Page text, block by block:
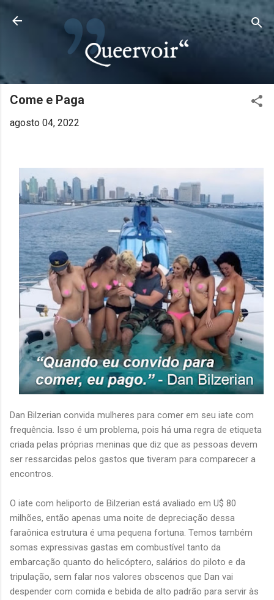
Pular para o conteúdo principal
Come e Paga
agosto 04, 2022
Dan Bilzerian convida mulheres para comer em seu iate com
frequência. Isso é um problema, pois há uma regra de etiqueta
criada pelas próprias meninas que diz que as pessoas devem
ser ressarcidas pelos gastos que tiveram para comparecer a
encontros.
O iate com heliporto de Bilzerian está avaliado em U$ 80
milhões, então apenas uma noite de depreciação dessa
faraônica estrutura é uma pequena fortuna. Temos também
somas expressivas gastas em combustível tanto da
embarcação quanto do helicóptero, salários do piloto e da
tripulação, sem falar nos valores obscenos que Dan vai
despender com comida e bebida de alto padrão para servir às